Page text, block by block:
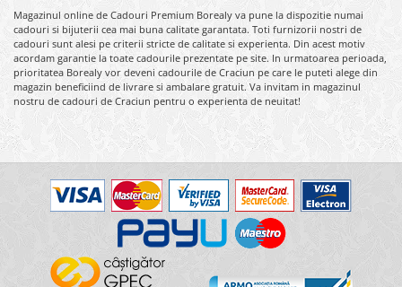
Magazinul online de Cadouri Premium Borealy va pune la dispozitie numai
cadouri si bijuterii cea mai buna calitate garantata. Toti furnizorii nostri de
cadouri sunt alesi pe criterii stricte de calitate si experienta. Din acest motiv
acordam garantie la toate cadourile prezentate pe site. In urmatoarea perioada,
prioritatea Borealy vor deveni cadourile de Craciun pe care le puteti alege din
magazin beneficiind de livrare si ambalare gratuit. Va invitam in magazinul
nostru de cadouri de Craciun pentru o experienta de neuitat!